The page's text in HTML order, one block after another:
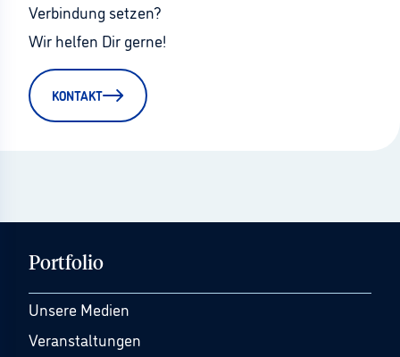
Verbindung setzen?
Wir helfen Dir gerne!
KONTAKT
Portfolio
Unsere Medien
Veranstaltungen